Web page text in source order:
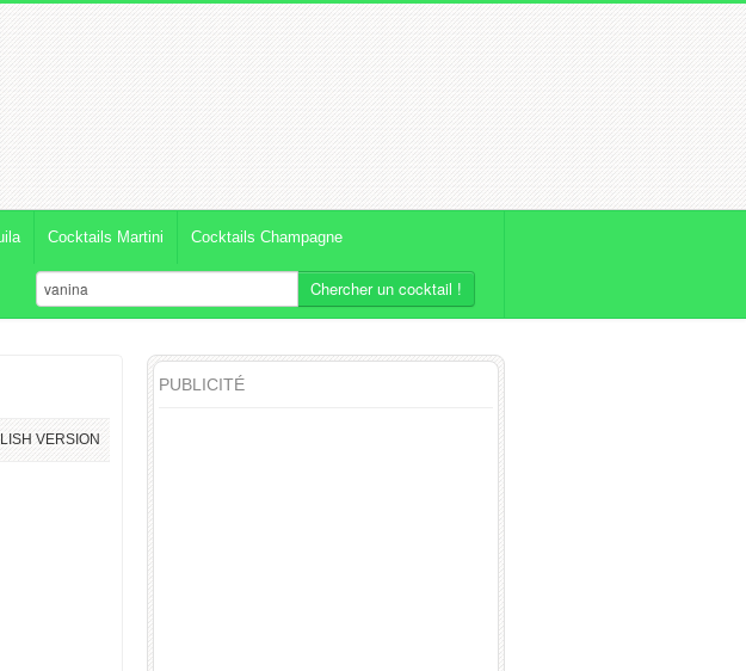
Cocktails Martini Cocktails Champagne
Chercher un cocktail !
VERSION
PUBLICITÉ